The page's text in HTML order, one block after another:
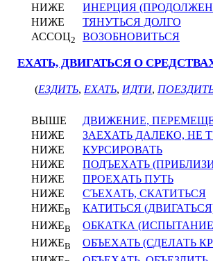
НИЖЕ
ИНЕРЦИЯ
НИЖЕ
ТЯНУТЬСЯ ДОЛГО
АССОЦ2 ВОЗОБНОВИТЬСЯ
ЕХАТЬ, ДВИГАТЬСЯ О
(ЕЗДИТЬ, ЕХАТЬ, ИДТИ,
ВЫШЕ
ДВИЖЕНИЕ,
НИЖЕ
ЗАЕХАТЬ ДАЛЕКО, НЕ
НИЖЕ
КУРСИРОВАТЬ
НИЖЕ
ПОДЪЕХАТЬ
НИЖЕ
ПРОЕХАТЬ ПУТЬ
НИЖЕ
СЪЕХАТЬ, СКАТИТЬСЯ
НИЖЕВ
КАТИТЬСЯ
НИЖЕВ
ОБКАТКА
НИЖЕВ
ОБЪЕХАТЬ (СДЕЛАТЬ